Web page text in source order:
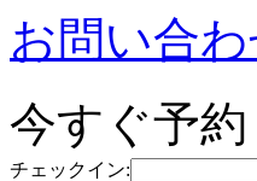
お問い合
今すぐ予約
チェックイン: